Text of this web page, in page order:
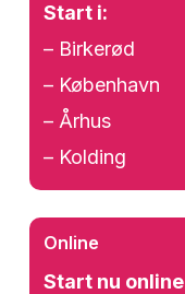
Start i:
– Birkerød
– København
– Århus
– Kolding
Online
Start nu online